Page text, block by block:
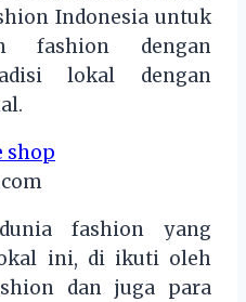
Indonesia untuk
fashion dengan
lokal dengan
fashion yang
ini, di ikuti oleh
dan juga para